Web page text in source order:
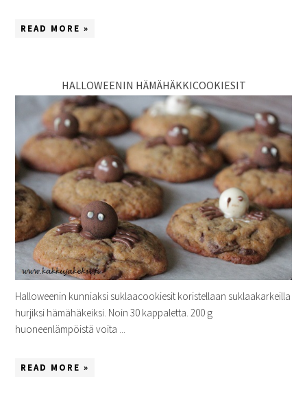
READ MORE »
HALLOWEENIN HÄMÄHÄKKICOOKIESIT
Halloweenin kunniaksi suklaacookiesit koristellaan suklaakarkeilla
hurjiksi hämähäkeiksi. Noin 30 kappaletta. 200 g
huoneenlämpöistä voita ...
READ MORE »